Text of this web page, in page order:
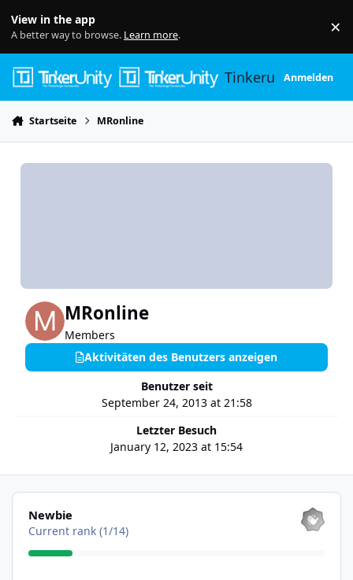
View in the app
A better way to browse. Learn more. ×
TinkerunityAnmelden
Startseite MRonline
MRonline
Members
Benutzer seit
September 24, 2013 at 21:58
Letzter Besuch
January 12, 2023 at 15:54
Aktivitäten des Benutzers anzeigen
Alle anzeigen
Newbie
Current rank (1/14)